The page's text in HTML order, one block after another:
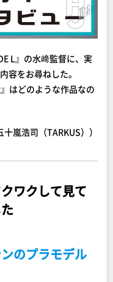
L』の水﨑監督に、実
容をお尋ねした。
はどのような作品なの
十嵐浩司（TARKUS））
ワクして見て
のプラモデル